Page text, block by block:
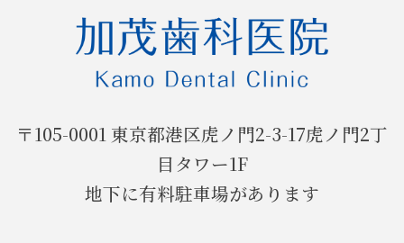
一次救命
食育アドバイザー
4月1日の誕生日に…
本日合格発表
〒105-0001 東京都港区虎ノ門2-3-17虎ノ門2丁
目タワー1F
地下に有料駐車場があります